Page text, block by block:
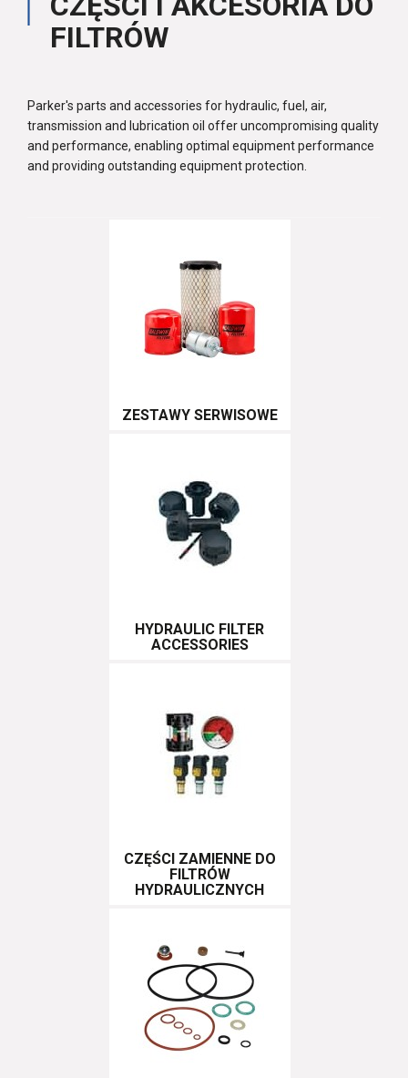
FILTRÓW
Parker's parts and accessories for hydraulic, fuel, air,
transmission and lubrication oil offer uncompromising quality
and performance, enabling optimal equipment performance
and providing outstanding equipment protection.
ZESTAWY SERWISOWE
HYDRAULIC FILTER
ACCESSORIES
CZĘŚCI ZAMIENNE DO
FILTRÓW
HYDRAULICZNYCH